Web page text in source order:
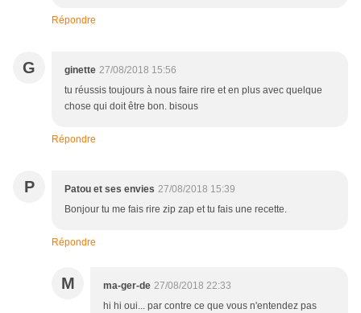
Répondre
G ginette 27/08/2018 15:56
tu réussis toujours à nous faire rire et en plus avec quelque
chose qui doit être bon. bisous
Répondre
P Patou et ses envies 27/08/2018 15:39
Bonjour tu me fais rire zip zap et tu fais une recette.
Répondre
M ma-ger-de 27/08/2018 22:33
hi hi oui... par contre ce que vous n'entendez pas